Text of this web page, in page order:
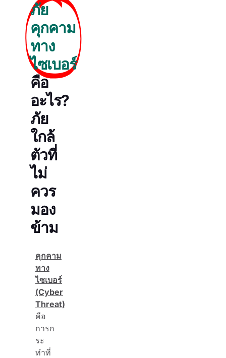
ภัย
คุกคาม
ทาง
ไซเบอร์
คือ
อะไร?
ภัย
ใกล้
ตัวที่
ไม่
ควร
มอง
ข้าม
คุกคาม
ทาง
ไซเบอร์
(Cyber
Threat)
คือ
การก
ระ
ทำที่